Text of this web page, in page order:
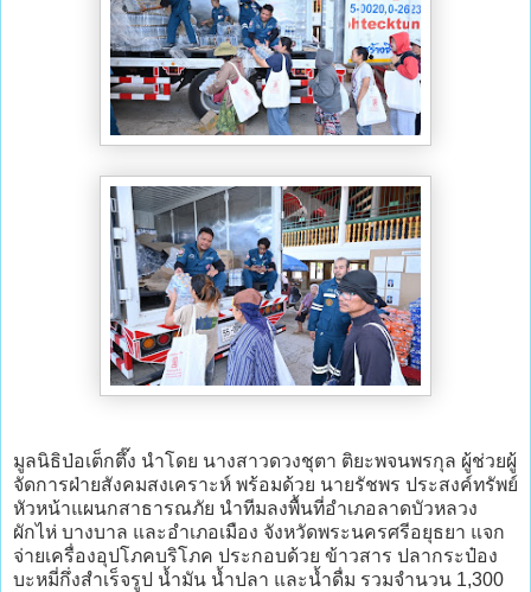
มูลนิธิป่อเต็กตึ๊ง นำโดย นางสาวดวงชุตา ติยะพจนพรกุล ผู้ช่วยผู้
จัดการฝ่ายสังคมสงเคราะห์ พร้อมด้วย นายรัชพร ประสงค์ทรัพย์
หัวหน้าแผนกสาธารณภัย นำทีมลงพื้นที่อำเภอลาดบัวหลวง
ผักไห่ บางบาล และอำเภอเมือง จังหวัดพระนครศรีอยุธยา แจก
จ่ายเครื่องอุปโภคบริโภค ประกอบด้วย ข้าวสาร ปลากระป๋อง
บะหมี่กึ่งสำเร็จรูป น้ำมัน น้ำปลา และน้ำดื่ม รวมจำนวน 1,300